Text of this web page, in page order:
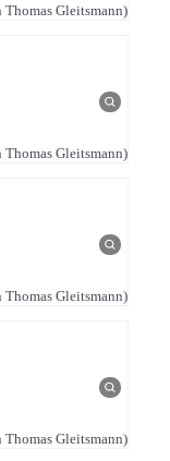
Gleitsmann)
Gleitsmann)
Gleitsmann)
Gleitsmann)